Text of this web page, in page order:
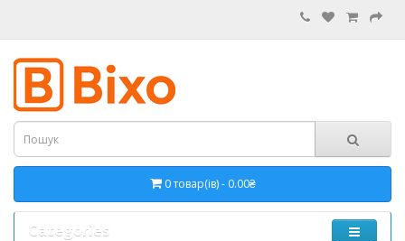
0 товар(ів) - 0.00₴
Categories